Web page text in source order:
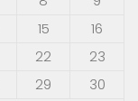
15
16
22
23
29
30